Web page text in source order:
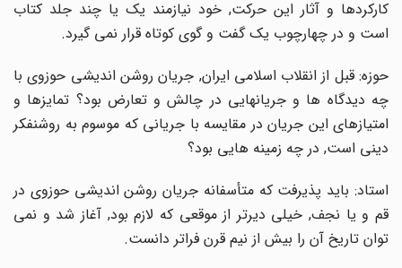
کارکردها و آثار این حرکت, خود نیازمند یک یا چند جلد کتاب
است و در چهارچوب یک گفت و گوى کوتاه قرار نمى گیرد.
حوزه: قبل از انقلاب اسلامى ایران, جریان روشن اندیشى حوزوى با
چه دیدگاه ها و جریانهایى در چالش و تعارض بود؟ تمایزها و
امتیازهاى این جریان در مقایسه با جریانى که موسوم به روشنفکر
دینى است, در چه زمینه هایى بود؟
استاد: باید پذیرفت که متأسفانه جریان روشن اندیشى حوزوى در
قم و یا نجف, خیلى دیرتر از موقعى که لازم بود, آغاز شد و نمى
توان تاریخ آن را بیش از نیم قرن فراتر دانست.